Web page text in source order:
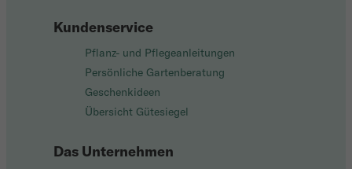
Kundenservice
Pflanz- und Pflegeanleitungen
Persönliche Gartenberatung
Geschenkideen
Übersicht Gütesiegel
Das Unternehmen